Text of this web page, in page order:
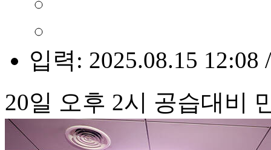
입력: 2025.08.15 12:08
20일 오후 2시 공습대비